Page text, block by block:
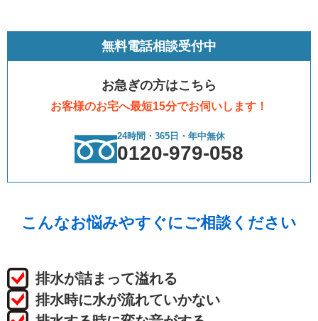
無料電話相談受付中
お急ぎの方はこちら
お客様のお宅へ最短15分でお伺いします！
24時間・365日・年中無休
0120-979-058
こんなお悩みやすぐにご相談ください
排水が詰まって溢れる
排水時に水が流れていかない